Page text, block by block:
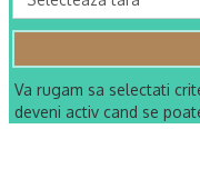
Va rugam sa selectati
deveni activ cand se